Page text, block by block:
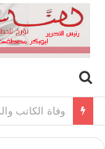
عن
وفاة الكاتب